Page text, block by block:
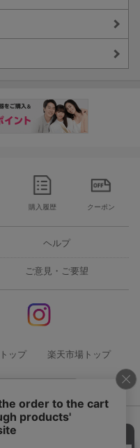
購入履歴 クーポン
ヘルプ
ご意見・ご要望
ップ 楽天市場トップ
に戻る
ル